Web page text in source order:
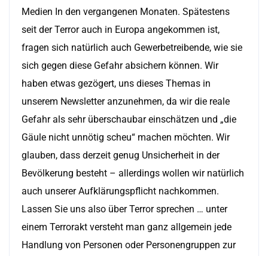
Medien In den vergangenen Monaten. Spätestens
seit der Terror auch in Europa angekommen ist,
fragen sich natürlich auch Gewerbetreibende, wie sie
sich gegen diese Gefahr absichern können. Wir
haben etwas gezögert, uns dieses Themas in
unserem Newsletter anzunehmen, da wir die reale
Gefahr als sehr überschaubar einschätzen und „die
Gäule nicht unnötig scheu“ machen möchten. Wir
glauben, dass derzeit genug Unsicherheit in der
Bevölkerung besteht – allerdings wollen wir natürlich
auch unserer Aufklärungspflicht nachkommen.
Lassen Sie uns also über Terror sprechen … unter
einem Terrorakt versteht man ganz allgemein jede
Handlung von Personen oder Personengruppen zur